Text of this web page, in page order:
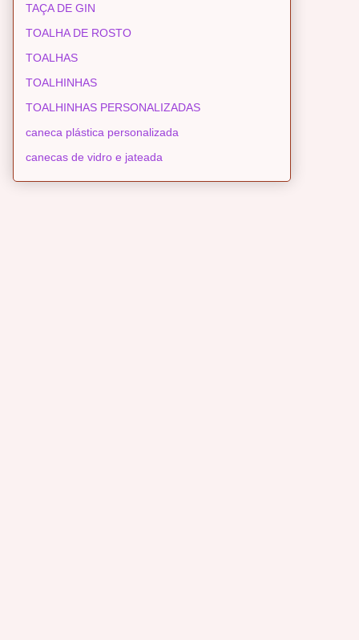
TAÇA DE GIN
TOALHA DE ROSTO
TOALHAS
TOALHINHAS
TOALHINHAS PERSONALIZADAS
caneca plástica personalizada
canecas de vidro e jateada